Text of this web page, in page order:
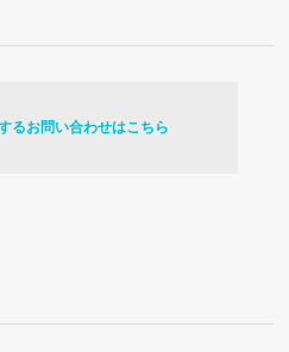
るお問い合わせはこちら